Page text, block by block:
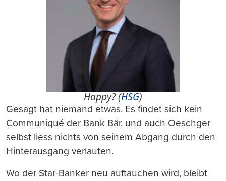
Happy? (HSG)
Gesagt hat niemand etwas. Es findet sich kein
Communiqué der Bank Bär, und auch Oeschger
selbst liess nichts von seinem Abgang durch den
Hinterausgang verlauten.
Wo der Star-Banker neu auftauchen wird, bleibt